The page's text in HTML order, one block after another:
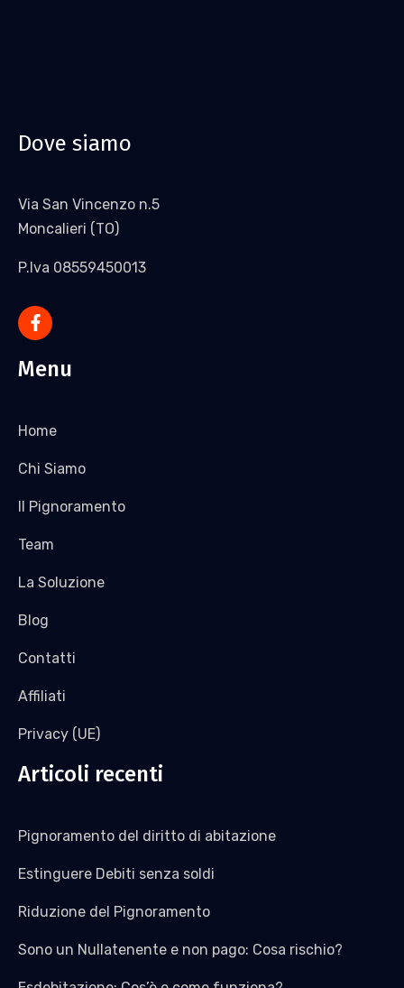
Dove siamo
Via San Vincenzo n.5
Moncalieri (TO)
P.Iva 08559450013
Menu
Home
Chi Siamo
Il Pignoramento
Team
La Soluzione
Blog
Contatti
Affiliati
Privacy (UE)
Articoli recenti
Pignoramento del diritto di abitazione
Estinguere Debiti senza soldi
Riduzione del Pignoramento
Sono un Nullatenente e non pago: Cosa rischio?